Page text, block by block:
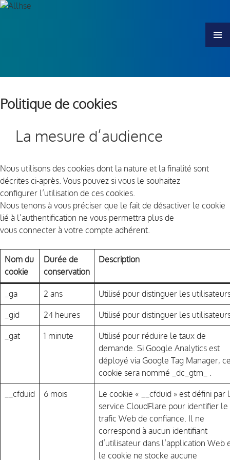
Politique de cookies
La mesure d’audience
Nous utilisons des cookies dont la nature et la finalité sont
décrites ci-après. Vous pouvez si vous le souhaitez
configurer l’utilisation de ces cookies.
Nous tenons à vous préciser que le fait de désactiver le cookie
lié à l’authentification ne vous permettra plus de
vous connecter à votre compte adhérent.
Nom du
cookie
Durée de
conservation
Description
_ga 2 ans
Utilisé pour distinguer les
_gid
24 heures
Utilisé pour distinguer les
_gat
1 minute
Utilisé pour réduire le taux de
demande. Si Google Analytics est
déployé via Google Tag Manager,
cookie sera nommé _dc_gtm_ .
__cfduid
6 mois
Le cookie « __cfduid » est défini par
service CloudFlare pour identifier le
trafic Web de confiance. Il ne
correspond à aucun identifiant
d’utilisateur dans l’application Web
le cookie ne stocke aucune